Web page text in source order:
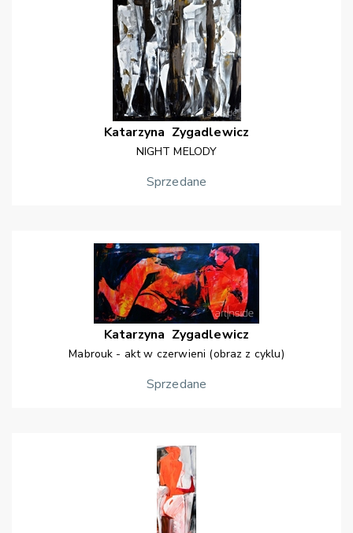
Katarzyna Zygadlewicz
NIGHT MELODY
Sprzedane
Katarzyna Zygadlewicz
Mabrouk - akt w czerwieni (obraz z cyklu)
Sprzedane